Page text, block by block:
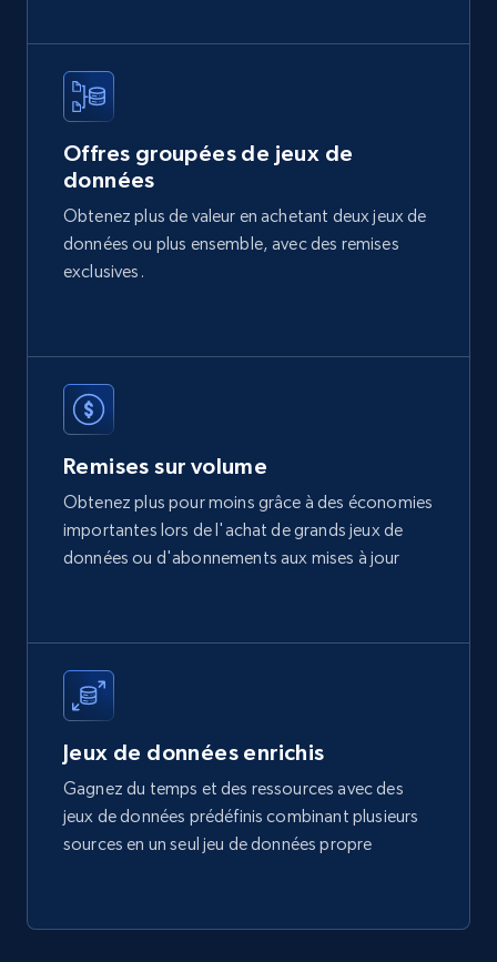
2.1K+
Etsy
URL, Product id, Listing inventory id, Title, Rating,
Reviews count shop, Reviews count item, Initial
price, and more.
1.9K+
Amazon best seller products
Title, Seller name, Brand, Description, Initial
price, Final price, Final price high, Currency, and
eCommerce
1.7K+
Amazon products search
Offres groupées de jeux de
données
Obtenez plus de valeur en achetant deux jeux de
données ou plus ensemble, avec des remises
exclusives.
Remises sur volume
Obtenez plus pour moins grâce à des économies
importantes lors de l'achat de grands jeux de
données ou d'abonnements aux mises à jour
Jeux de données enrichis
Gagnez du temps et des ressources avec des
jeux de données prédéfinis combinant plusieurs
sources en un seul jeu de données propre